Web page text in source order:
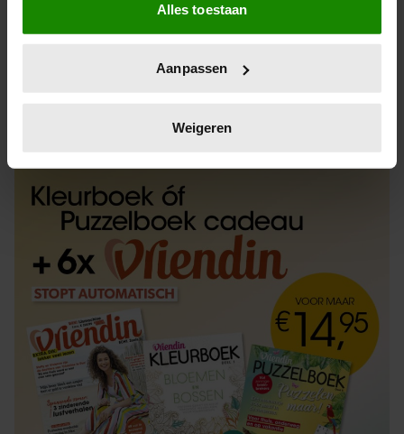
Informatie verzamelen over uw geografische
locatie, die tot een paar meter nauwkeurig kan zijn
scannen op specifieke eigenschappen (fingerprinting)
verwerkt en stel uw voorkeuren in het
intrekken in de Cookieverklaring.
We gebruiken cookies om content en advertenties te
personaliseren, om functies voor social media te bieden
en om ons websiteverkeer te analyseren. Ook delen we
informatie over uw gebruik van onze site met onze
partners voor social media, adverteren en analyse. Deze
partners kunnen deze gegevens combineren met andere
informatie die u aan ze heeft verstrekt of die ze hebben
verzameld op basis van uw gebruik van hun services. U
gaat akkoord met onze cookies als u onze website blijft
gebruiken.
Alles toestaan
Aanpassen
Weigeren